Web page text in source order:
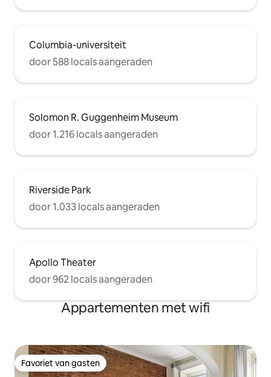
Columbia-universiteit
door 588 locals aangeraden
Solomon R. Guggenheim Museum
door 1.216 locals aangeraden
Riverside Park
door 1.033 locals aangeraden
Apollo Theater
door 962 locals aangeraden
Appartementen met wifi
Favoriet van gasten
Favoriet van gasten